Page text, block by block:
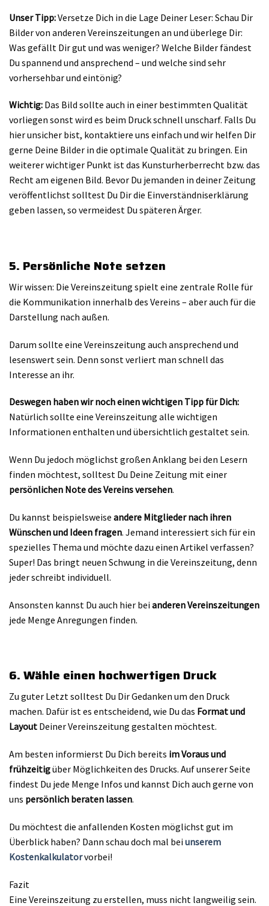
Unser Tipp:Versetze Dich in die Lage Deiner Leser: Schau Dir
Bilder von anderen Vereinszeitungen an und überlege Dir:
Was gefällt Dir gut und was weniger? Welche Bilder fändest
Du spannend und ansprechend – und welche sind sehr
vorhersehbar und eintönig?
Wichtig: Das Bild sollte auch in einer bestimmten Qualität
vorliegen sonst wird es beim Druck schnell unscharf. Falls Du
hier unsicher bist, kontaktiere uns einfach und wir helfen Dir
gerne Deine Bilder in die optimale Qualität zu bringen. Ein
weiterer wichtiger Punkt ist das Kunsturherberrecht bzw. das
Recht am eigenen Bild. Bevor Du jemanden in deiner Zeitung
veröffentlichst solltest Du Dir die Einverständniserklärung
geben lassen, so vermeidest Du späteren Ärger.
5. Persönliche Note setzen
Wir wissen: Die Vereinszeitung spielt eine zentrale Rolle für
die Kommunikation innerhalb des Vereins – aber auch für die
Darstellung nach außen.
Darum sollte eine Vereinszeitung auch ansprechend und
lesenswert sein. Denn sonst verliert man schnell das
Interesse an ihr.
Deswegen haben wir noch einen wichtigen Tipp für Dich:
Natürlich sollte eine Vereinszeitung alle wichtigen
Informationen enthalten und übersichtlich gestaltet sein.
Wenn Du jedoch möglichst großen Anklang bei den Lesern
finden möchtest, solltest Du Deine Zeitung mit einer
persönlichen Note des Vereins versehen.
Du kannst beispielsweise andere Mitglieder nach ihren
Wünschen und Ideen fragen. Jemand interessiert sich für ein
spezielles Thema und möchte dazu einen Artikel verfassen?
Super! Das bringt neuen Schwung in die Vereinszeitung, denn
jeder schreibt individuell.
Ansonsten kannst Du auch hier beianderen Vereinszeitungen
jede Menge Anregungen finden.
6. Wähle einen hochwertigen Druck
Zu guter Letzt solltest Du Dir Gedanken um den Druck
machen. Dafür ist es entscheidend, wie Du das Format und
Layout Deiner Vereinszeitung gestalten möchtest.
Am besten informierst Du Dich bereits im Vorausund
frühzeitigüber Möglichkeiten des Drucks. Auf unserer Seite
findest Du jede Menge Infos und kannst Dich auch gerne von
uns persönlich beraten lassen.
Du möchtest die anfallenden Kosten möglichst gut im
Überblick haben? Dann schau doch mal beiunserem
Kostenkalkulatorvorbei!
Fazit
Eine Vereinszeitung zu erstellen, muss nicht langweilig sein.